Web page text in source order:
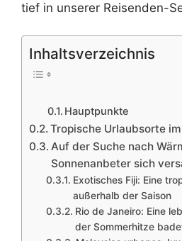
tief in unserer Reisenden-
Inhaltsverzeichnis
Hauptpunkte
Tropische Urlaubsorte
Auf der Suche nach
Sonnenanbeter sich
Exotisches Fiji: Eine
außerhalb der Saison
Rio de Janeiro: Eine
der Sommerhitze